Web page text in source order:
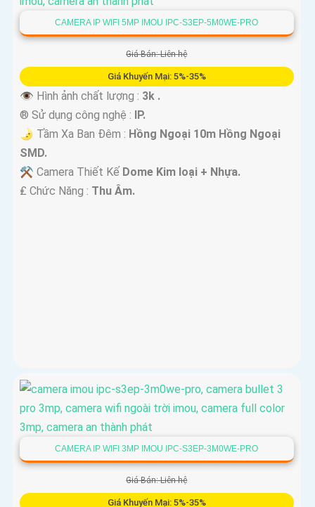
CAMERA IP WIFI 5MP IMOU IPC-S3EP-5M0WE-PRO
Giá Bán: Liên hệ
Giá Khuyến Mại: 5%-35%
👁 Hình ảnh chất lượng : 3k .
®️ Sử dụng công nghệ : IP.
🌛 Tầm Xa Ban Đêm : Hồng Ngoại 10m Hồng Ngoại
SMD.
⚒ Camera Thiết Kế Dome Kim loại + Nhựa.
️₤ Chức Năng : Thu Âm.
CAMERA IP WIFI 3MP IMOU IPC-S3EP-3M0WE-PRO
Giá Bán: Liên hệ
Giá Khuyến Mại: 5%-35%